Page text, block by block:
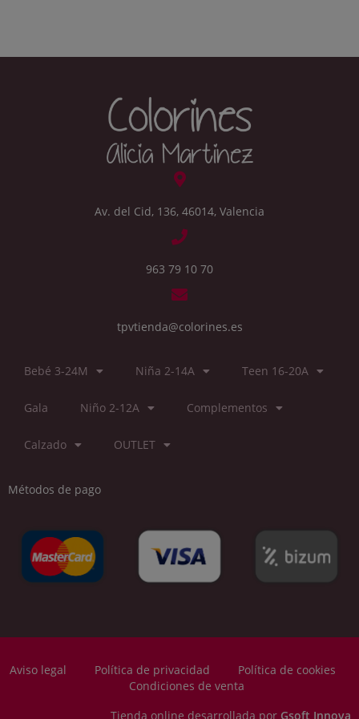
Av. del Cid, 136, 46014, Valencia
963 79 10 70
tpvtienda@colorines.es
Bebé 3-24M Niña 2-14A Teen 16-20A
Gala Niño 2-12A Complementos
Calzado OUTLET
Métodos de pago
Aviso legal Política de privacidad
Política de cookies
Condiciones de venta
Tienda online desarrollada por Gsoft Innova